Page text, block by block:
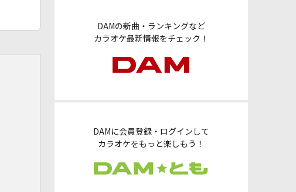
DAMの新曲・ランキングなど
カラオケ最新情報をチェック！
DAMに会員登録・ログインして
カラオケをもっと楽しもう！